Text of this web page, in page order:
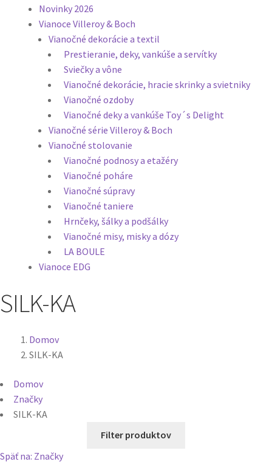
Novinky 2026
Vianoce Villeroy & Boch
Vianočné dekorácie a textil
Prestieranie, deky, vankúše a servítky
Sviečky a vône
Vianočné dekorácie, hracie skrinky a svietniky
Vianočné ozdoby
Vianočné deky a vankúše Toy´s Delight
Vianočné série Villeroy & Boch
Vianočné stolovanie
Vianočné podnosy a etažéry
Vianočné poháre
Vianočné súpravy
Vianočné taniere
Hrnčeky, šálky a podšálky
Vianočné misy, misky a dózy
LA BOULE
Vianoce EDG
SILK-KA
Domov
SILK-KA
Domov
Značky
SILK-KA
Filter produktov
Späť na: Značky